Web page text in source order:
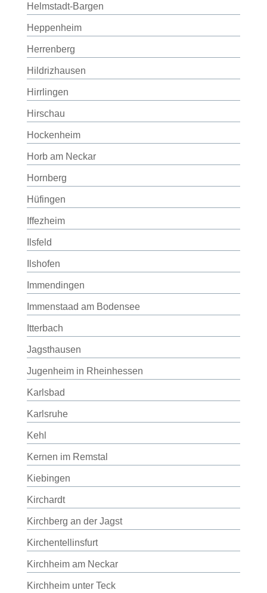
Helmstadt-Bargen
Heppenheim
Herrenberg
Hildrizhausen
Hirrlingen
Hirschau
Hockenheim
Horb am Neckar
Hornberg
Hüfingen
Iffezheim
Ilsfeld
Ilshofen
Immendingen
Immenstaad am Bodensee
Itterbach
Jagsthausen
Jugenheim in Rheinhessen
Karlsbad
Karlsruhe
Kehl
Kernen im Remstal
Kiebingen
Kirchardt
Kirchberg an der Jagst
Kirchentellinsfurt
Kirchheim am Neckar
Kirchheim unter Teck